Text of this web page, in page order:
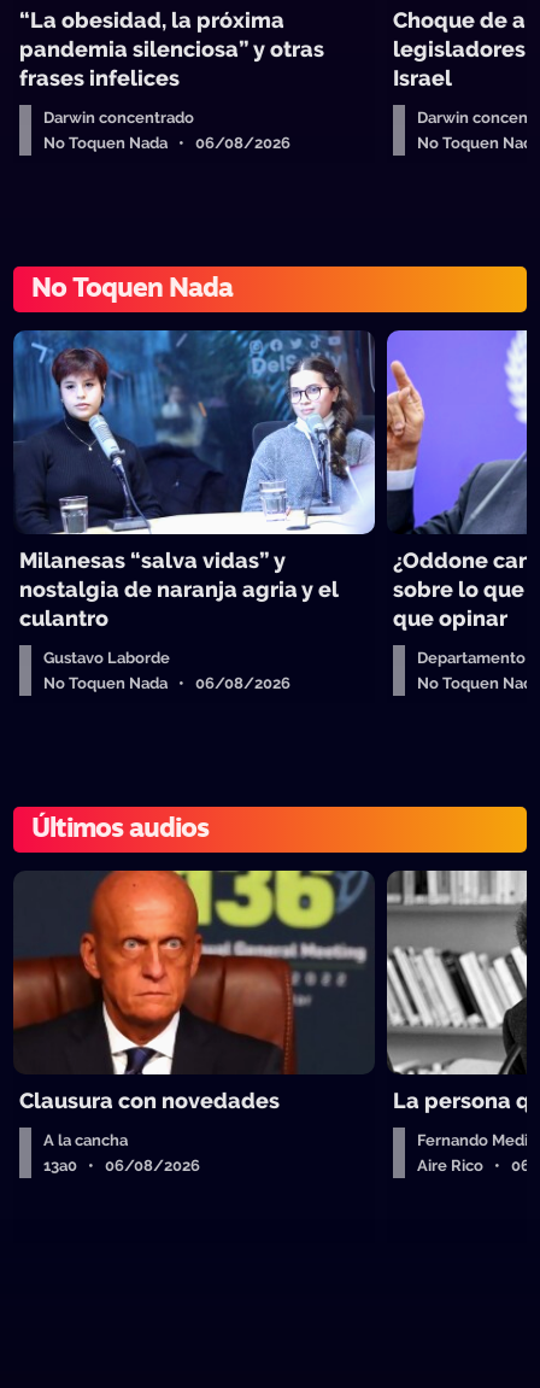
“La obesidad, la próxima
pandemia silenciosa” y otras
frases infelices
Darwin concentrado
No Toquen Nada • 06/08/2026
Choque de
legisladores
Israel
Darwin
No Toquen
No Toquen Nada
Milanesas “salva vidas” y
nostalgia de naranja agria y el
culantro
Gustavo Laborde
No Toquen Nada • 06/08/2026
¿Oddone
sobre lo que
que opinar
Departamento
No Toquen
Últimos audios
Clausura con novedades
A la cancha
13a0 • 06/08/2026
La persona
Fernando
Aire Rico •